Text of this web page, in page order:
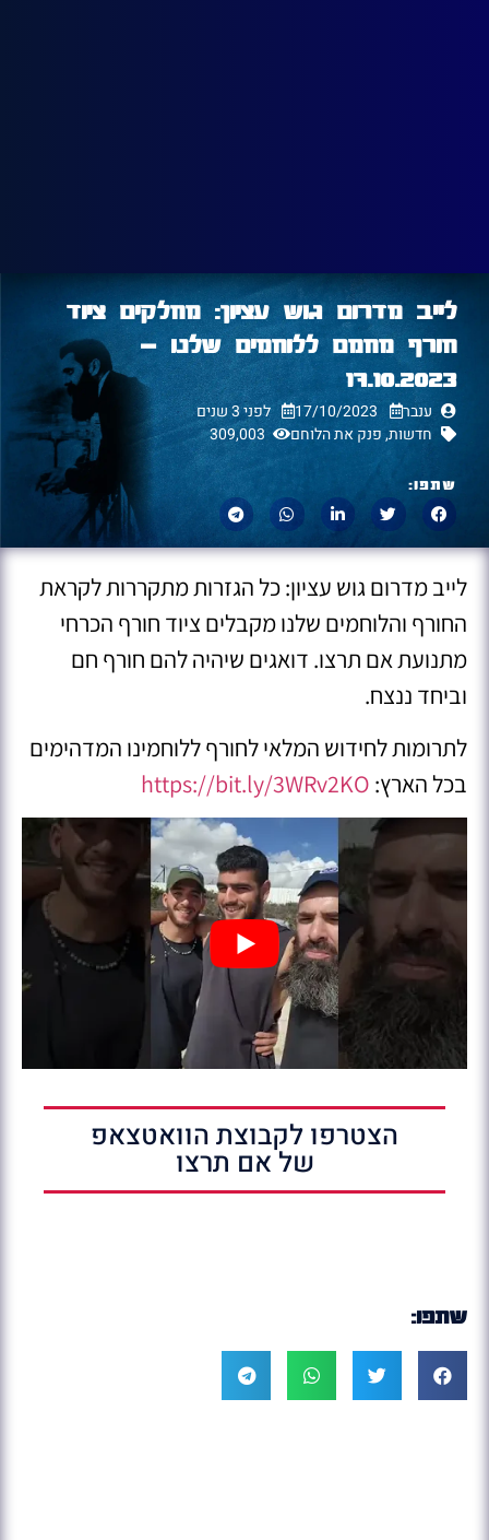
לייב מדרום גוש עציון: מחלקים ציוד
חורף מחמם ללוחמים שלנו –
17.10.2023
ענבר 17/10/2023
לפני 3 שנים
חדשות,פנק את הלוחם 309,003
שתפו:
לייב מדרום גוש עציון: כל הגזרות מתקררות לקראת
החורף והלוחמים שלנו מקבלים ציוד חורף הכרחי
מתנועת אם תרצו. דואגים שיהיה להם חורף חם
וביחד ננצח.
לתרומות לחידוש המלאי לחורף ללוחמינו המדהימים
בכל הארץ: https://bit.ly/3WRv2KO
הצטרפו לקבוצת הוואטצאפ
של אם תרצו
שתפו: